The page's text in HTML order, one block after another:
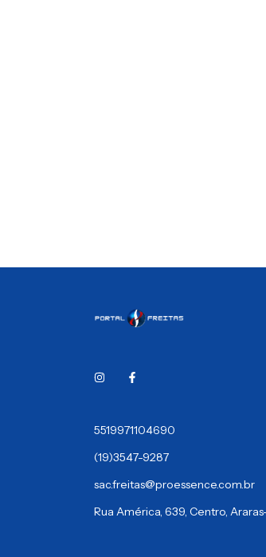
5519971104690
(19)3547-9287
sac.freitas@proessence.com.br
Rua América, 639, Centro,